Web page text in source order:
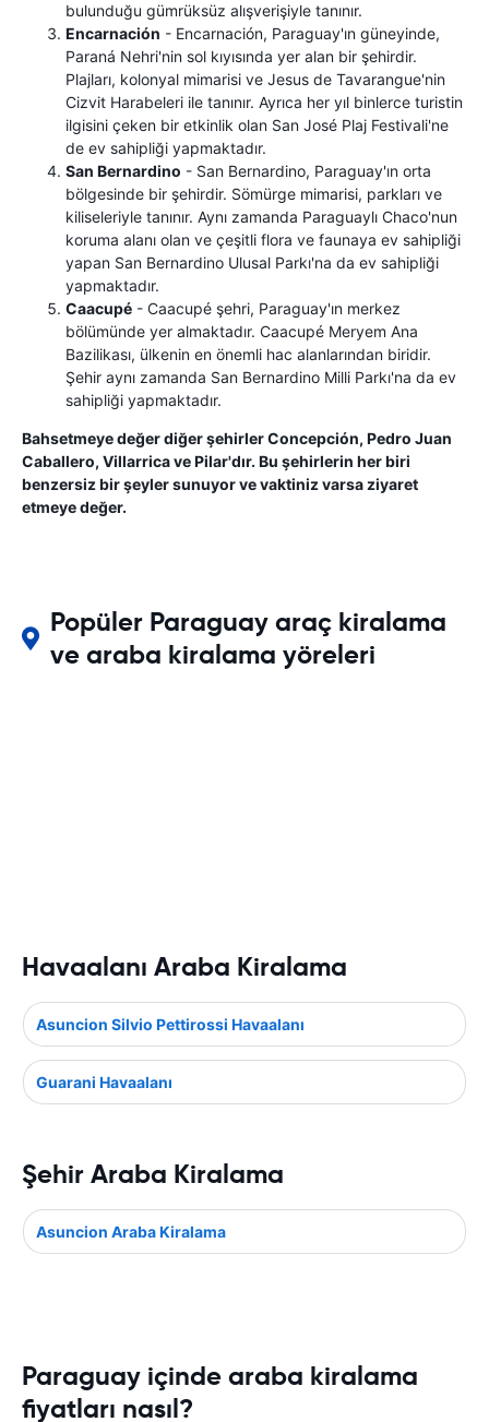
bulunduğu gümrüksüz alışverişiyle tanınır.
Encarnación - Encarnación, Paraguay'ın güneyinde,
Paraná Nehri'nin sol kıyısında yer alan bir şehirdir.
Plajları, kolonyal mimarisi ve Jesus de Tavarangue'nin
Cizvit Harabeleri ile tanınır. Ayrıca her yıl binlerce turistin
ilgisini çeken bir etkinlik olan San José Plaj Festivali'ne
de ev sahipliği yapmaktadır.
San Bernardino - San Bernardino, Paraguay'ın orta
bölgesinde bir şehirdir. Sömürge mimarisi, parkları ve
kiliseleriyle tanınır. Aynı zamanda Paraguaylı Chaco'nun
koruma alanı olan ve çeşitli flora ve faunaya ev sahipliği
yapan San Bernardino Ulusal Parkı'na da ev sahipliği
yapmaktadır.
Caacupé - Caacupé şehri, Paraguay'ın merkez
bölümünde yer almaktadır. Caacupé Meryem Ana
Bazilikası, ülkenin en önemli hac alanlarından biridir.
Şehir aynı zamanda San Bernardino Milli Parkı'na da ev
sahipliği yapmaktadır.
Bahsetmeye değer diğer şehirler Concepción, Pedro Juan
Caballero, Villarrica ve Pilar'dır. Bu şehirlerin her biri
benzersiz bir şeyler sunuyor ve vaktiniz varsa ziyaret
etmeye değer.
Popüler Paraguay araç kiralama
ve araba kiralama yöreleri
Havaalanı Araba Kiralama
Asuncion Silvio Pettirossi Havaalanı
Guarani Havaalanı
Şehir Araba Kiralama
Asuncion Araba Kiralama
Paraguay içinde araba kiralama
fiyatları nasıl?